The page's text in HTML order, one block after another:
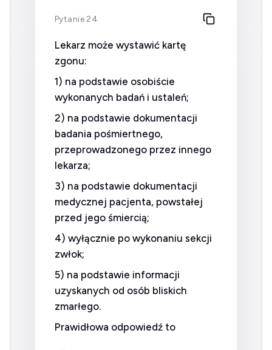
Pytanie 24
Lekarz może wystawić kartę
zgonu:
1) na podstawie osobiście
wykonanych badań i ustaleń;
2) na podstawie dokumentacji
badania pośmiertnego,
przeprowadzonego przez innego
lekarza;
3) na podstawie dokumentacji
medycznej pacjenta, powstałej
przed jego śmiercią;
4) wyłącznie po wykonaniu sekcji
zwłok;
5) na podstawie informacji
uzyskanych od osób bliskich
zmarłego.
Prawidłowa odpowiedź to